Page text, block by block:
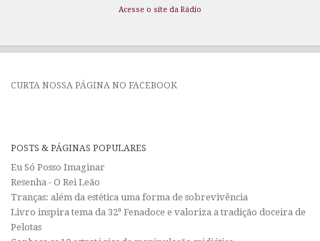
Acesse o site da Rádio
CURTA NOSSA PÁGINA NO FACEBOOK
POSTS & PÁGINAS POPULARES
Eu Só Posso Imaginar
Resenha - O Rei Leão
Tranças: além da estética uma forma de sobrevivência
Livro inspira tema da 32ª Fenadoce e valoriza a tradição doceira de
Pelotas